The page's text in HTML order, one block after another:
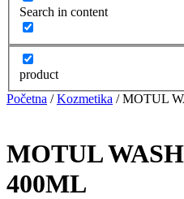
Search in content
product
Početna /Kozmetika / MOTUL
MOTUL
400ML